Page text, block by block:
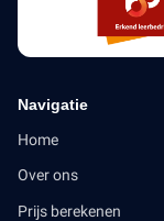
Navigatie
Home
Over ons
Prijs berekenen